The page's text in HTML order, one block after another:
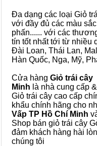
Đa dạng các loại Giỏ
với đầy đủ các màu
phấn...... với các
tín tốt nhất tới từ nhiều
Đài Loan, Thái Lan,
Hàn Quốc, Nga, Mỹ,
Cửa hàng Giỏ trái cây
Minh là nhà cung cấp
Giỏ trái cây cao cấp
khẩu chính hãng cho
Vấp TP Hồ Chí Minh
Shop bán giỏ trái cây
đảm khách hàng hài
chúng tôi